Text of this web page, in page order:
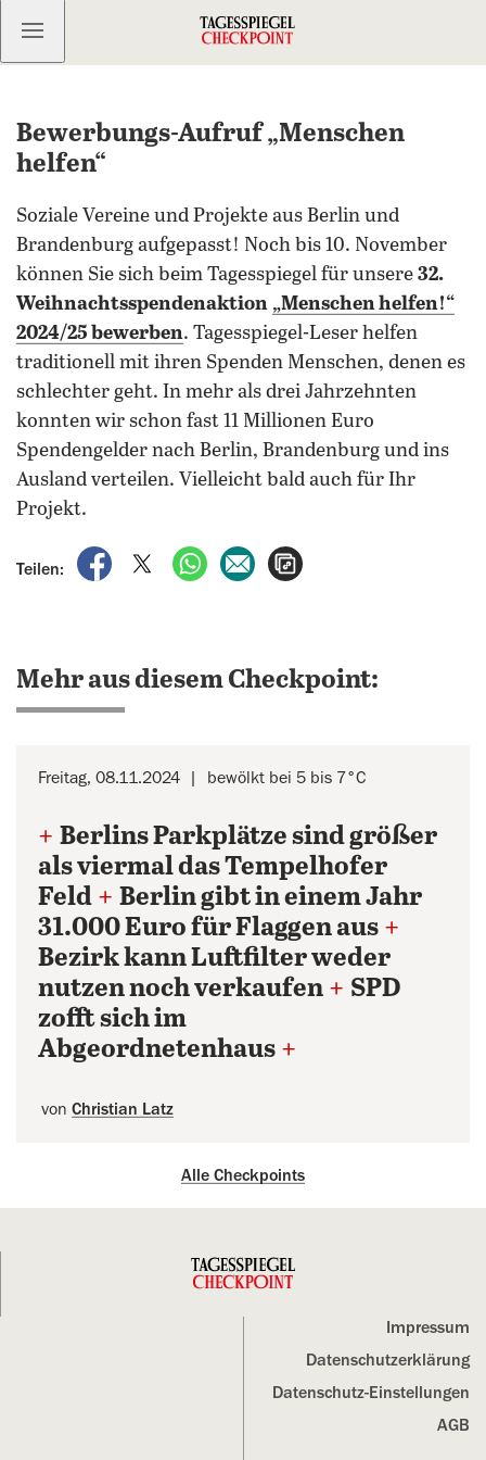
Kostenlos anmelden
Bewerbungs-Aufruf „Menschen
helfen“
Soziale Vereine und Projekte aus Berlin und
Brandenburg aufgepasst! Noch bis 10. November
können Sie sich beim Tagesspiegel für unsere 32.
Weihnachtsspendenaktion „Menschen helfen!“
2024/25 bewerben. Tagesspiegel-Leser helfen
traditionell mit ihren Spenden Menschen, denen es
schlechter geht. In mehr als drei Jahrzehnten
konnten wir schon fast 11 Millionen Euro
Spendengelder nach Berlin, Brandenburg und ins
Ausland verteilen. Vielleicht bald auch für Ihr
Projekt.
Teilen:
auf Facebook teilen
auf X teilenper WhatsApp teilen
per E-Mail teilen
Mehr aus diesem Checkpoint:
Freitag, 08.11.2024 bewölkt bei 5 bis 7°C
+ Berlins Parkplätze sind größer
als viermal das Tempelhofer
Feld + Berlin gibt in einem Jahr
31.000 Euro für Flaggen aus +
Bezirk kann Luftfilter weder
nutzen noch verkaufen + SPD
zofft sich im
Abgeordnetenhaus +
von Christian Latz
Alle Checkpoints
Impressum
Datenschutz­erklärung
Datenschutz-Einstellungen
AGB